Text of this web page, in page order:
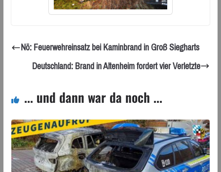
Nö: Feuerwehreinsatz bei Kaminbrand in Groß Siegharts
Deutschland: Brand in Altenheim fordert vier Verletzte
... und dann war da noch ...